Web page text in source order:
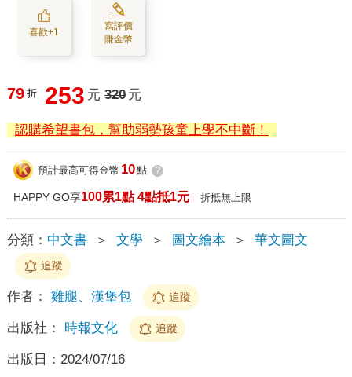
喜歡+1
寫評價
賺金幣
79 折 253 元 320 元
認購希望書包，幫助弱勢孩童上學不中斷！
預計最高可得金幣 10點 ?
HAPPY GO享100累1點 4點抵1元 折抵無上限
分類： 中文書 ＞ 文學 ＞ 圖文繪本 ＞ 華文圖文
追蹤
作者： 雞腿、漢堡包 追蹤
出版社： 時報文化 追蹤
出版日： 2024/07/16